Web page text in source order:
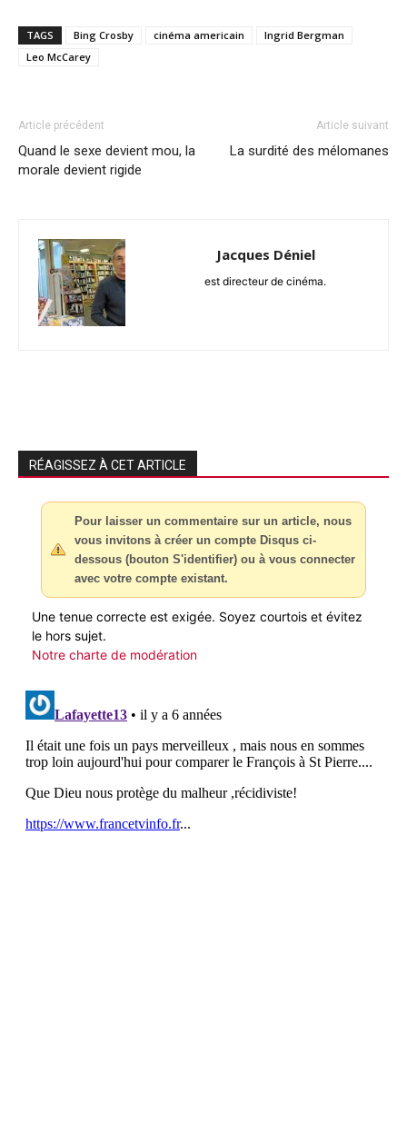
TAGS Bing Crosby cinéma americain
Ingrid Bergman
Leo McCarey
Article précédent
Quand le sexe devient mou, la
morale devient rigide
Article suivant
La surdité des mélomanes
Jacques Déniel
est directeur de cinéma.
RÉAGISSEZ À CET ARTICLE
Pour laisser un commentaire sur un article, nous
vous invitons à créer un compte Disqus ci-
dessous (bouton S'identifier) ou à vous connecter
avec votre compte existant.
Une tenue correcte est exigée. Soyez courtois et évitez
le hors sujet.
Notre charte de modération